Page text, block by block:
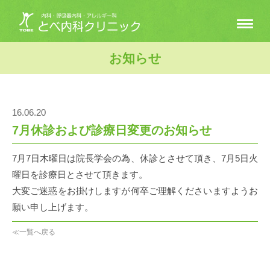
お知らせ
16.06.20
7月休診および診療日変更のお知らせ
7月7日木曜日は院長学会の為、休診とさせて頂き、7月5日火
曜日を診療日とさせて頂きます。
大変ご迷惑をお掛けしますが何卒ご理解くださいますようお
願い申し上げます。
≪一覧へ戻る